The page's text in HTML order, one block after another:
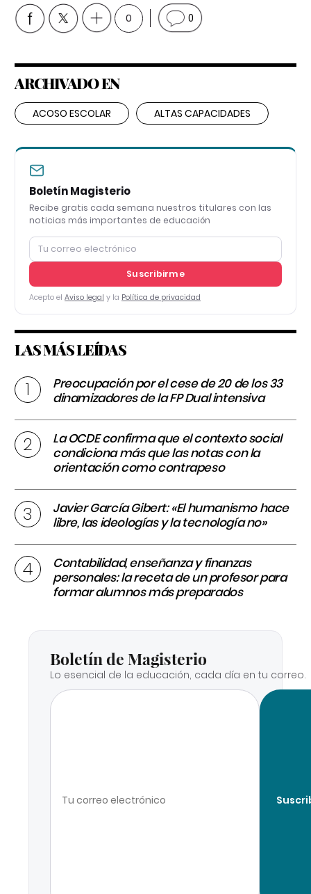
0 0
ARCHIVADO EN
ACOSO ESCOLAR ALTAS CAPACIDADES
Boletín Magisterio
Recibe gratis cada semana nuestros titulares con las
noticias más importantes de educación
Suscribirme
Acepto el Aviso legal y la Política de privacidad
LAS MÁS LEÍDAS
Preocupación por el cese de 20 de los 33
dinamizadores de la FP Dual intensiva
La OCDE confirma que el contexto social
condiciona más que las notas con la
orientación como contrapeso
Javier García Gibert: «El humanismo hace
libre, las ideologías y la tecnología no»
Contabilidad, enseñanza y finanzas
personales: la receta de un profesor para
formar alumnos más preparados
Boletín de Magisterio
Lo esencial de la educación, cada día en tu correo.